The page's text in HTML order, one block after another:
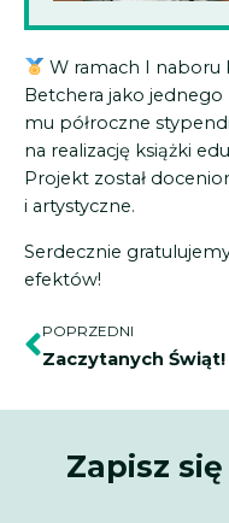
W ramach I naboru
Betchera jako jednego
mu półroczne
na realizację książki
Projekt został
i artystyczne.
Serdecznie
efektów!
Prev
POPRZEDNI
Zaczytanych Świąt!
Zapisz